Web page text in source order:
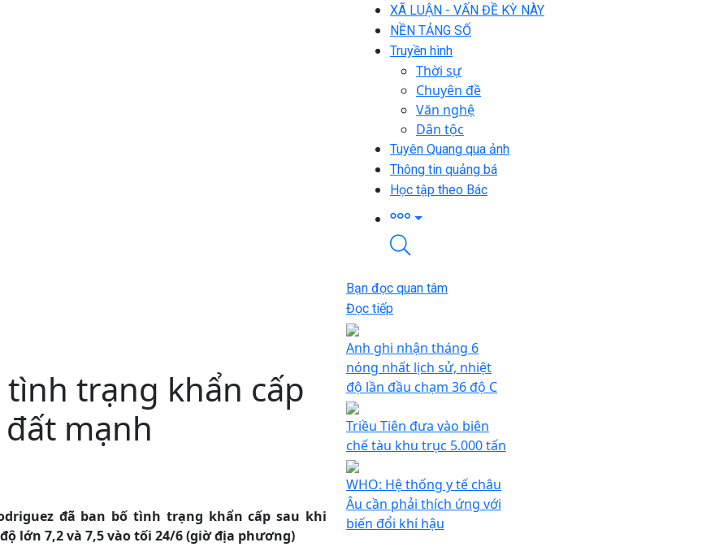
XÃ LUẬN - VẤN ĐỀ KỲ NÀY
NỀN TẢNG SỐ
Truyền hình
Thời sự
Chuyên đề
Văn nghệ
Dân tộc
Tuyên Quang qua ảnh
Thông tin quảng bá
Học tập theo Bác
trạng khẩn cấp
mạnh
đã ban bố tình trạng khẩn cấp sau khi
lớn 7,2 và 7,5 vào tối 24/6 (giờ địa phương)
Bạn đọc quan tâm
Đọc tiếp
Anh ghi nhận tháng 6
nóng nhất lịch sử, nhiệt
độ lần đầu chạm 36 độ C
Triều Tiên đưa vào biên
chế tàu khu trục 5.000 tấn
WHO: Hệ thống y tế châu
Âu cần phải thích ứng với
biến đổi khí hậu